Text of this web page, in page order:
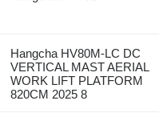
Hangcha HV80M-LC DC
VERTICAL MAST AERIAL
WORK LIFT PLATFORM
820CM 2025 8